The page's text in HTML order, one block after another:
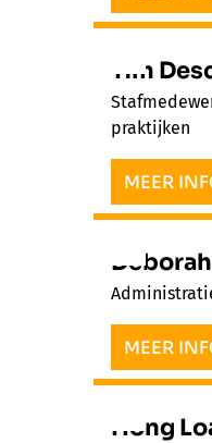
Tim
praktijken
MEER
MEER
Hong